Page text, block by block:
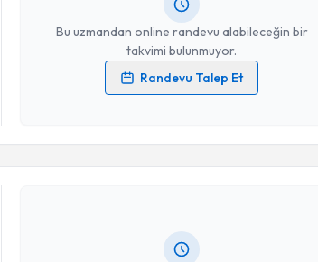
Bu uzmandan online randevu alabileceğin bir
takvimi bulunmuyor.
Randevu Talep Et
Kişisel verilerimin işlenmesine ilişkinAydınlatma Metni
Randevu Takvimi Talebi